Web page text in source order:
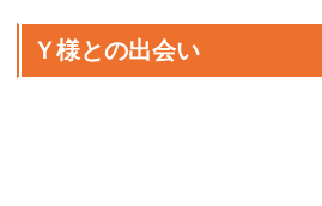
Ｙ様との出会い